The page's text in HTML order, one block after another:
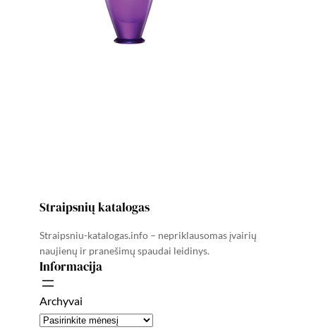
Straipsnių katalogas
Straipsniu-katalogas.info – nepriklausomas įvairių
naujienų ir pranešimų spaudai leidinys.
Informacija
Archyvai